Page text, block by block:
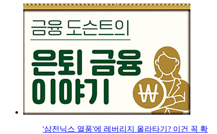
'삼전닉스 열풍'에 레버리지 올라타기? 이건 꼭 확